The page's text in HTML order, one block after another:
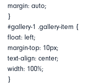
margin: auto;
}
#gallery-1 .gallery-item {
float: left;
margin-top: 10px;
text-align: center;
width: 100%;
}